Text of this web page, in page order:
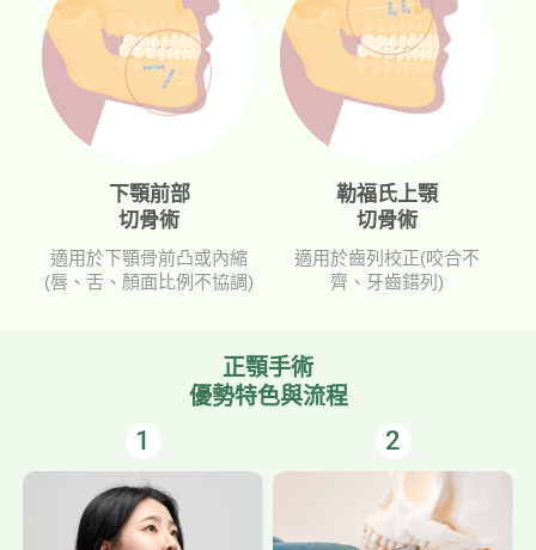
下顎前部
切骨術
適用於下顎骨前凸或內縮
(唇、舌、顏面比例不協調)
勒福氏上顎
切骨術
適用於齒列校正(咬合不
齊、牙齒錯列)
正顎手術
優勢特色與流程
1 2